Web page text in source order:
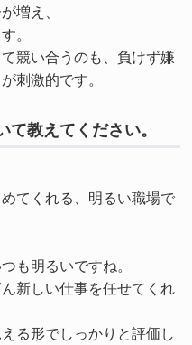
増え、
。
競い合うのも、負けず嫌
刺激的です。
教えてください。
てくれる、明るい職場で
も明るいですね。
新しい仕事を任せてくれ
る形でしっかりと評価し